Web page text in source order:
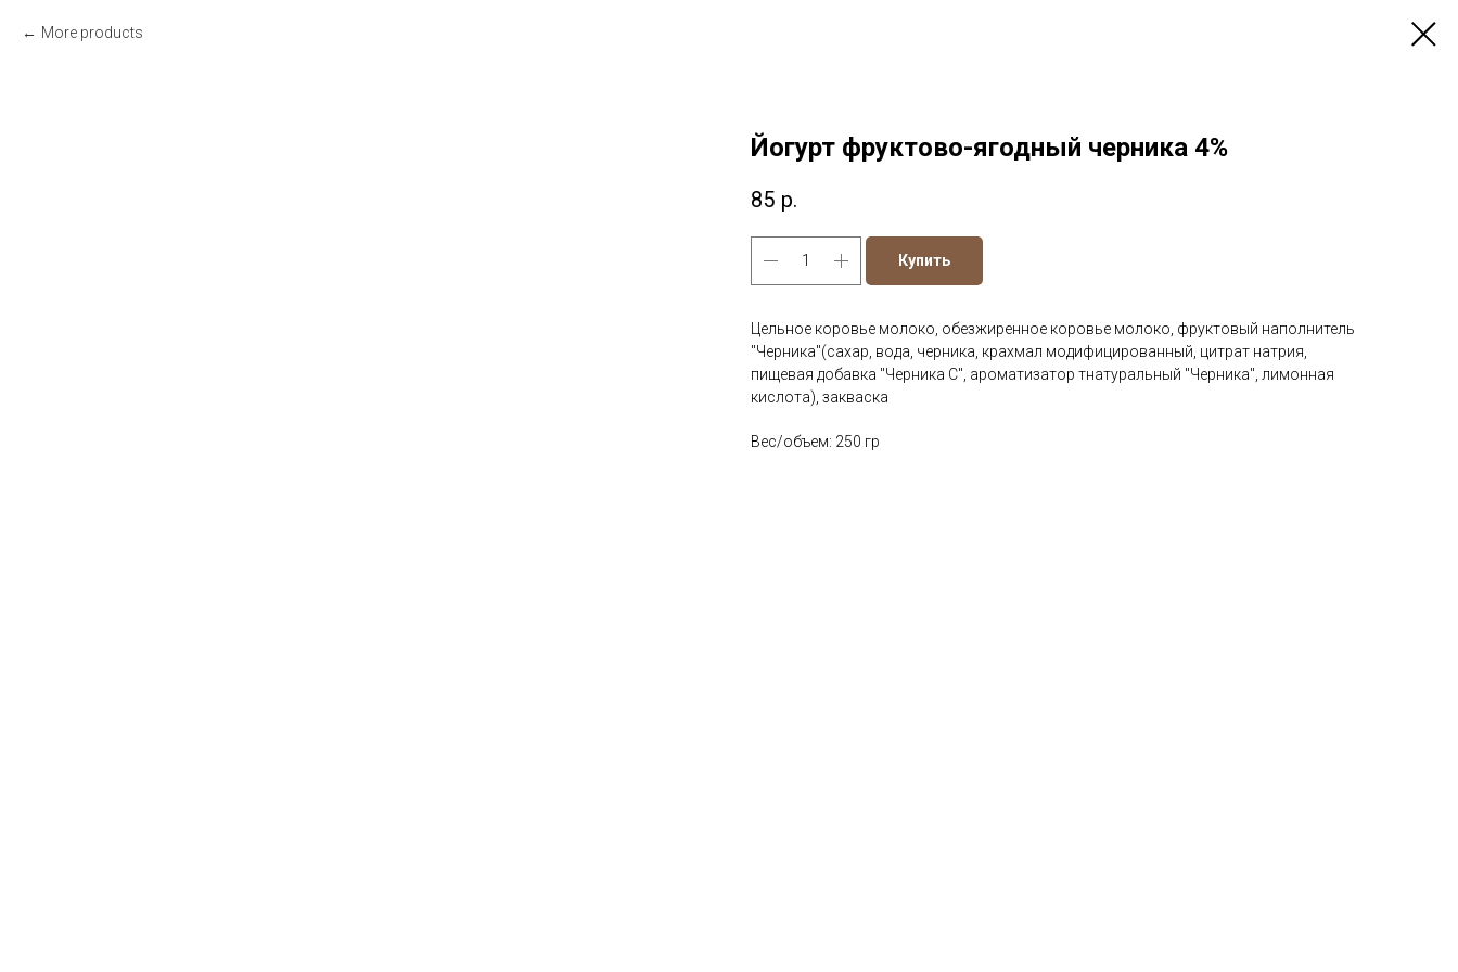
More products
Йогурт фруктово-ягодный черника 4%
85 р.
Купить
Цельное коровье молоко, обезжиренное коровье молоко, фруктовый наполнитель
"Черника"(сахар, вода, черника, крахмал модифицированный, цитрат натрия,
пищевая добавка "Черника С", ароматизатор тнатуральный "Черника", лимонная
кислота), закваска
Вес/объем: 250 гр